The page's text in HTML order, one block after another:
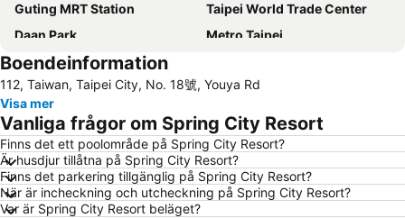
Guting MRT Station
Taipei World Trade Center
Daan Park
Metro Taipei
Airport Songshan
Taipei World Trade Center Nangang Exhibition Hall
National Palace Museum
Zhongshan MRT Station
Zhongxiao Dunhua MRT Station
Eastern District of Taipei
Boendeinformation
112, Taiwan, Taipei City, No. 18號, Youya Rd
Visa mer
Vanliga frågor om Spring City Resort
Finns det ett poolområde på Spring City Resort?
Är husdjur tillåtna på Spring City Resort?
Finns det parkering tillgänglig på Spring City Resort?
När är incheckning och utcheckning på Spring City Resort?
Var är Spring City Resort beläget?